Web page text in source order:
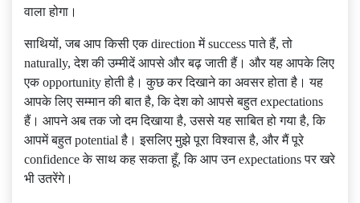
वाला होगा।
साथियों, जब आप किसी एक direction में success पाते हैं, तो
naturally, देश की उम्मीदें आपसे और बढ़ जाती हैं। और यह आपके लिए
एक opportunity होती है। कुछ कर दिखाने का अवसर होता है। यह
आपके लिए सम्मान की बात है, कि देश को आपसे बहुत expectations
हैं। आपने अब तक जो दम दिखाया है, उससे यह साबित हो गया है, कि
आपमें बहुत potential है। इसलिए मुझे पूरा विश्वास है, और मैं पूरे
confidence के साथ कह सकता हूँ, कि आप उन expectations पर खरे
भी उतरेंगे।